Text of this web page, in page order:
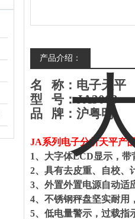
产品介绍：
名 称：电子天平
型 号：JA3003
品 牌：沪粤明
JA系列电子分析天平产
1、大字体LCD显示，带
2、 具有去皮重、自校、
3、外置外置电源自动适
4、不锈钢秤盘坚实耐用
5、低电量警示，过载指